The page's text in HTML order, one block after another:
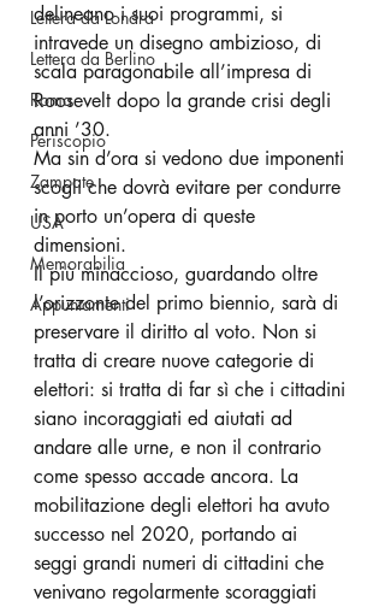
Lettera da Londra
Lettera da Berlino
Roma
Periscopio
Zampate
USA
Memorabilia
Appuntamenti
delineano i suoi programmi, si
intravede un disegno ambizioso, di
scala paragonabile all’impresa di
Roosevelt dopo la grande crisi degli
anni ’30.
Ma sin d’ora si vedono due imponenti
scogli che dovrà evitare per condurre
in porto un’opera di queste
dimensioni.
Il più minaccioso, guardando oltre
l’orizzonte del primo biennio, sarà di
preservare il diritto al voto. Non si
tratta di creare nuove categorie di
elettori: si tratta di far sì che i cittadini
siano incoraggiati ed aiutati ad
andare alle urne, e non il contrario
come spesso accade ancora. La
mobilitazione degli elettori ha avuto
successo nel 2020, portando ai
seggi grandi numeri di cittadini che
venivano regolarmente scoraggiati